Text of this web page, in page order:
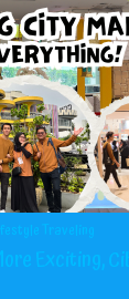
Traveling
Exciting,